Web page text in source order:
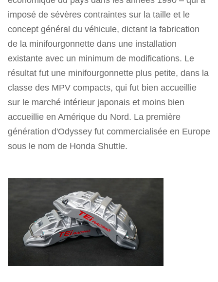
imposé de sévères contraintes sur la taille et le
concept général du véhicule, dictant la fabrication
de la minifourgonnette dans une installation
existante avec un minimum de modifications. Le
résultat fut une minifourgonnette plus petite, dans la
classe des MPV compacts, qui fut bien accueillie
sur le marché intérieur japonais et moins bien
accueillie en Amérique du Nord. La première
génération d'Odyssey fut commercialisée en Europe
sous le nom de Honda Shuttle.